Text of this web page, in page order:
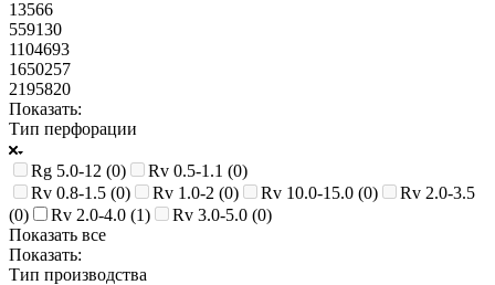
13566
559130
1104693
1650257
2195820
Показать:
Тип перфорации
Rg 5.0-12 (0) Rv 0.5-1.1 (0)
Rv 0.8-1.5 (0) Rv 1.0-2 (0) Rv 10.0-15.0 (0)
Rv 2.0-3.5
(0) Rv 2.0-4.0 (1) Rv 3.0-5.0 (0)
Показать все
Показать:
Тип производства